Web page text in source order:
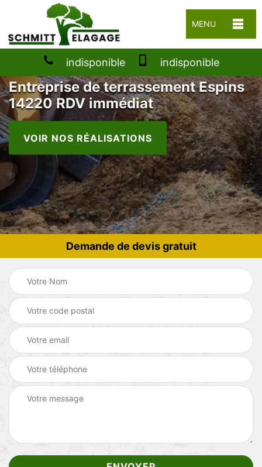
MENU
indisponible indisponible
Entreprise de terrassement Espins
14220 RDV immédiat
VOIR NOS RÉALISATIONS
Demande de devis gratuit